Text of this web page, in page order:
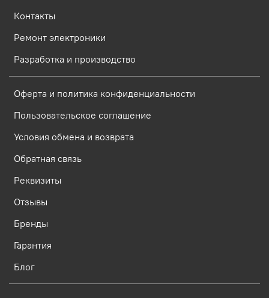
Контакты
Ремонт электроники
Разработка и производство
Оферта и политика конфиденциальности
Пользовательское соглашение
Условия обмена и возврата
Обратная связь
Реквизиты
Отзывы
Бренды
Гарантия
Блог